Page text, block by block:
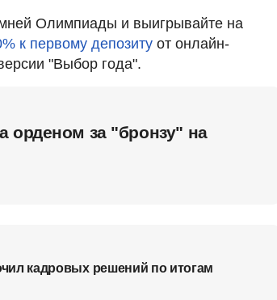
Олимпиады и выигрывайте на
к первому депозиту от онлайн-
"Выбор года".
орденом за "бронзу" на
кадровых решений по итогам